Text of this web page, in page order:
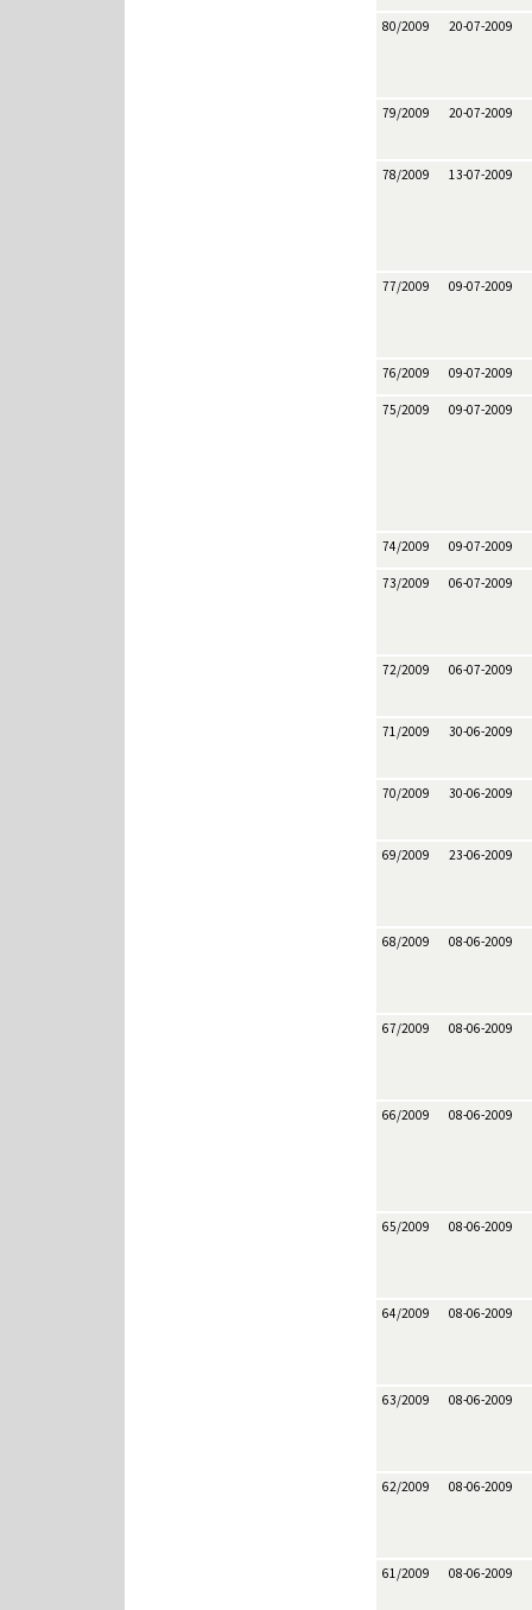
80/2009 20-07-2009
79/2009 20-07-2009
78/2009 13-07-2009
77/2009 09-07-2009
76/2009 09-07-2009
75/2009 09-07-2009
74/2009 09-07-2009
73/2009 06-07-2009
72/2009 06-07-2009
71/2009 30-06-2009
70/2009 30-06-2009
69/2009 23-06-2009
68/2009 08-06-2009
67/2009 08-06-2009
66/2009 08-06-2009
65/2009 08-06-2009
64/2009 08-06-2009
63/2009 08-06-2009
62/2009 08-06-2009
61/2009 08-06-2009